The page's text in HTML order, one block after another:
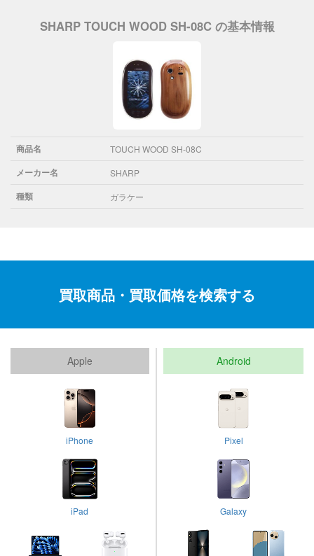
SHARP TOUCH WOOD SH-08C の基本情報
商品名 TOUCH WOOD SH-08C
メーカー名 SHARP
種類 ガラケー
買取商品・買取価格を検索する
Apple
iPhone
iPad
Android
Pixel
Galaxy